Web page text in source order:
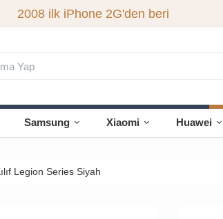
2008 ilk iPhone 2G'den beri
Samsung Xiaomi Huawei
Legion Series Siyah